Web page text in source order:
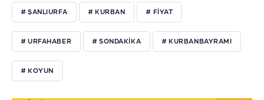
# ŞANLIURFA # KURBAN # FIYAT
# URFAHABER # SONDAKIKA # KURBANBAYRAMI
# KOYUN